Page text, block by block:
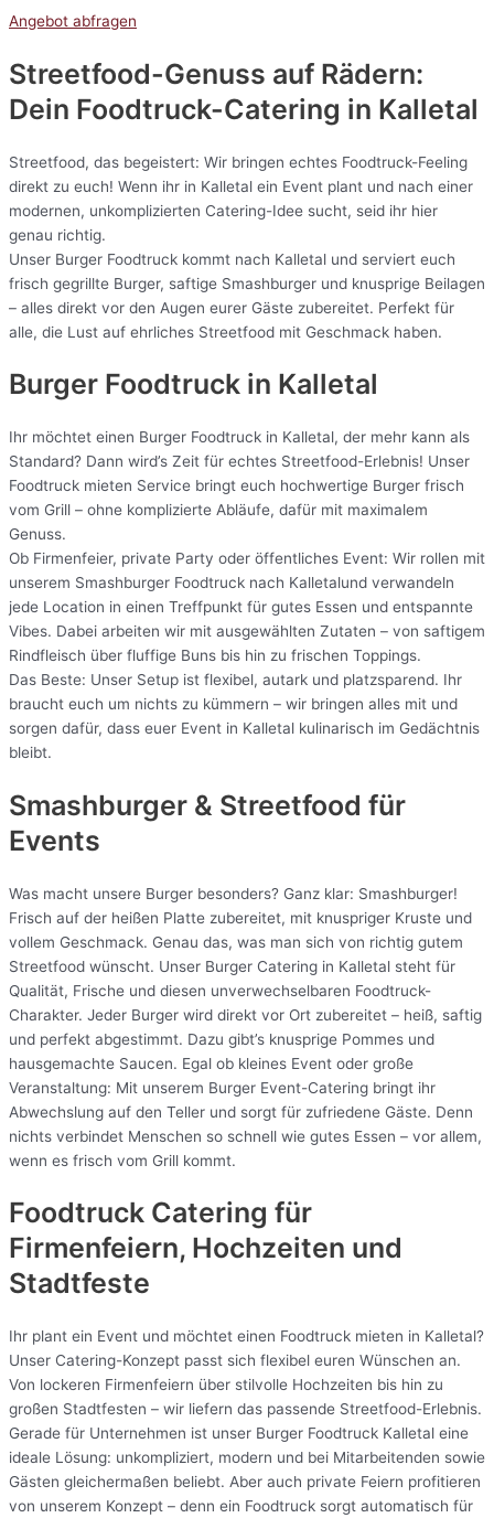
Angebot abfragen
Streetfood-Genuss auf Rädern:
Dein Foodtruck-Catering in Kalletal
Streetfood, das begeistert: Wir bringen echtes Foodtruck-Feeling
direkt zu euch! Wenn ihr in Kalletal ein Event plant und nach einer
modernen, unkomplizierten Catering-Idee sucht, seid ihr hier
genau richtig.
Unser Burger Foodtruck kommt nach Kalletal und serviert euch
frisch gegrillte Burger, saftige Smashburger und knusprige Beilagen
– alles direkt vor den Augen eurer Gäste zubereitet. Perfekt für
alle, die Lust auf ehrliches Streetfood mit Geschmack haben.
Burger Foodtruck in Kalletal
Ihr möchtet einen Burger Foodtruck in Kalletal, der mehr kann als
Standard? Dann wird’s Zeit für echtes Streetfood-Erlebnis! Unser
Foodtruck mieten Service bringt euch hochwertige Burger frisch
vom Grill – ohne komplizierte Abläufe, dafür mit maximalem
Genuss.
Ob Firmenfeier, private Party oder öffentliches Event: Wir rollen mit
unserem Smashburger Foodtruck nach Kalletalund verwandeln
jede Location in einen Treffpunkt für gutes Essen und entspannte
Vibes. Dabei arbeiten wir mit ausgewählten Zutaten – von saftigem
Rindfleisch über fluffige Buns bis hin zu frischen Toppings.
Das Beste: Unser Setup ist flexibel, autark und platzsparend. Ihr
braucht euch um nichts zu kümmern – wir bringen alles mit und
sorgen dafür, dass euer Event in Kalletal kulinarisch im Gedächtnis
bleibt.
Smashburger & Streetfood für
Events
Was macht unsere Burger besonders? Ganz klar: Smashburger!
Frisch auf der heißen Platte zubereitet, mit knuspriger Kruste und
vollem Geschmack. Genau das, was man sich von richtig gutem
Streetfood wünscht. Unser Burger Catering in Kalletal steht für
Qualität, Frische und diesen unverwechselbaren Foodtruck-
Charakter. Jeder Burger wird direkt vor Ort zubereitet – heiß, saftig
und perfekt abgestimmt. Dazu gibt’s knusprige Pommes und
hausgemachte Saucen. Egal ob kleines Event oder große
Veranstaltung: Mit unserem Burger Event-Catering bringt ihr
Abwechslung auf den Teller und sorgt für zufriedene Gäste. Denn
nichts verbindet Menschen so schnell wie gutes Essen – vor allem,
wenn es frisch vom Grill kommt.
Foodtruck Catering für
Firmenfeiern, Hochzeiten und
Stadtfeste
Ihr plant ein Event und möchtet einen Foodtruck mieten in Kalletal?
Unser Catering-Konzept passt sich flexibel euren Wünschen an.
Von lockeren Firmenfeiern über stilvolle Hochzeiten bis hin zu
großen Stadtfesten – wir liefern das passende Streetfood-Erlebnis.
Gerade für Unternehmen ist unser Burger Foodtruck Kalletal eine
ideale Lösung: unkompliziert, modern und bei Mitarbeitenden sowie
Gästen gleichermaßen beliebt. Aber auch private Feiern profitieren
von unserem Konzept – denn ein Foodtruck sorgt automatisch für